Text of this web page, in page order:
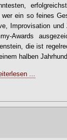
wer ein so feines
Improvisation
Awards
die ist
halben
...